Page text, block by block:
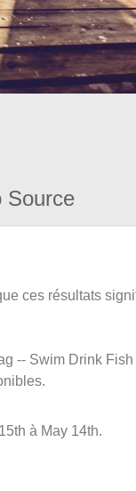
Source
ces résultats
-- Swim Drink
à May 14th.